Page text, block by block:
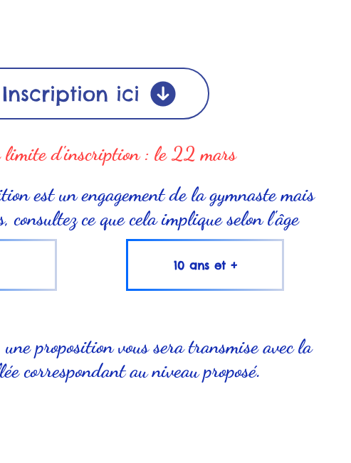
Inscription ici
limite d'inscription : le 22 mars
est un engagement de la gymnaste mais
consultez ce que cela implique selon l'âge
proposition vous sera transmise avec la
correspondant au niveau proposé.
10 ans et +